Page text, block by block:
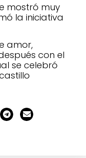
mostró muy
la iniciativa
amor,
con el
se celebró